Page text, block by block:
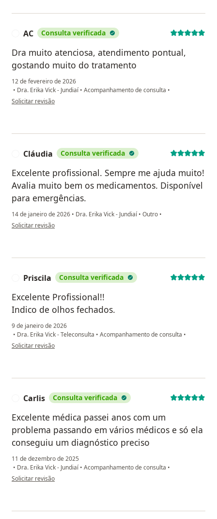
AC Consulta verificada
Dra muito atenciosa, atendimento pontual,
gostando muito do tratamento
12 de fevereiro de 2026
• Dra. Erika Vick - Jundiaí • Acompanhamento de consulta •
na opinião do utilizador AC
Solicitar revisão
Cláudia Consulta verificada
Excelente profissional. Sempre me ajuda muito!
Avalia muito bem os medicamentos. Disponível
para emergências.
14 de janeiro de 2026 • Dra. Erika Vick - Jundiaí • Outro •
na opinião do utilizador Cláudia
Solicitar revisão
Priscila Consulta verificada
Excelente Profissional!!
Indico de olhos fechados.
9 de janeiro de 2026
• Dra. Erika Vick - Teleconsulta • Acompanhamento de consulta •
na opinião do utilizador Priscila
Solicitar revisão
Carlis Consulta verificada
Excelente médica passei anos com um
problema passando em vários médicos e só ela
conseguiu um diagnóstico preciso
11 de dezembro de 2025
• Dra. Erika Vick - Jundiaí • Acompanhamento de consulta •
na opinião do utilizador Carlis
Solicitar revisão